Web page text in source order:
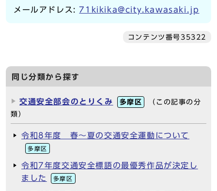
メールアドレス:71kikika@city.kawasaki.jp
コンテンツ番号35322
同じ分類から探す
交通安全部会のとりくみ 多摩区
（この記事の分
類）
令和8年度 春～夏の交通安全運動について
多摩区
令和7年度交通安全標語の最優秀作品が決定し
ました
多摩区